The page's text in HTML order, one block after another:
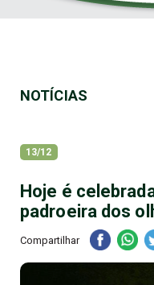
NOTÍCIAS
13/12
Hoje é
padroeira dos
Compartilhar